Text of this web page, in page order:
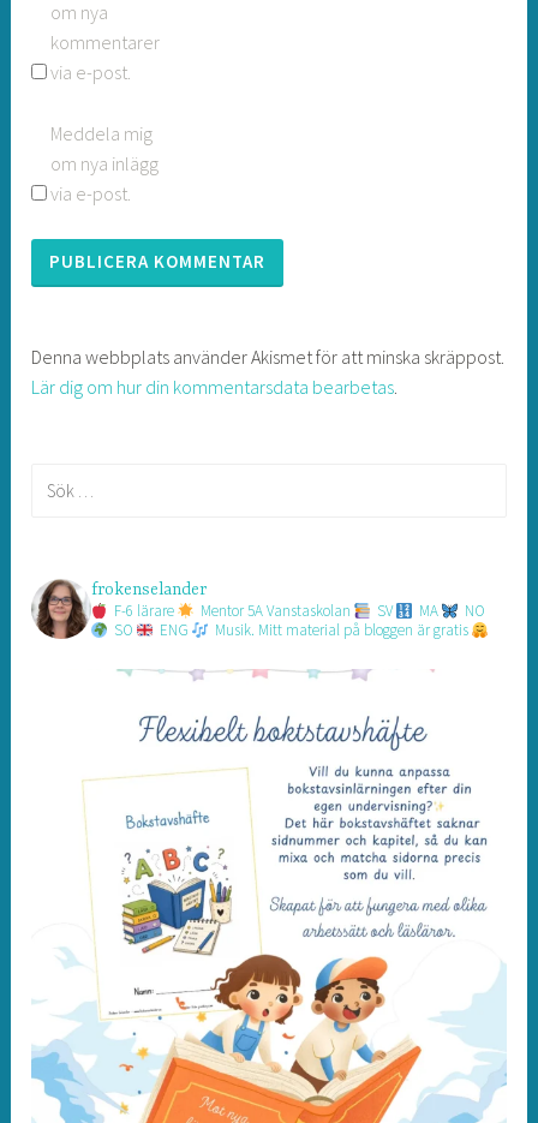
om nya
kommentarer
via e-post.
Meddela mig
om nya inlägg
via e-post.
Denna webbplats använder Akismet för att minska skräppost.
Lär dig om hur din kommentarsdata bearbetas
frokenselander
F-6 lärare Mentor 5A Vanstaskolan SV MA
NO
SO
ENG Musik. Mitt material på bloggen är gratis